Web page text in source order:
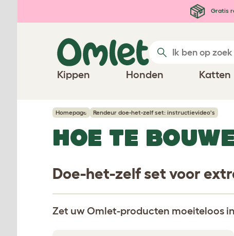
Gratis
Kippen Honden Katten
Homepage Rendeur doe-het-zelf set: instructievideo's
HOE TE
Doe-het-zelf set voor
Zet uw Omlet-producten moeiteloos